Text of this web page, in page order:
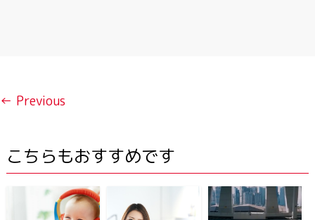
← Previous
こちらもおすすめです